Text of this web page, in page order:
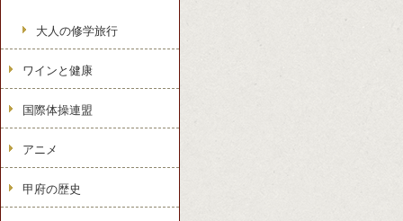
大人の修学旅行
ワインと健康
国際体操連盟
アニメ
甲府の歴史